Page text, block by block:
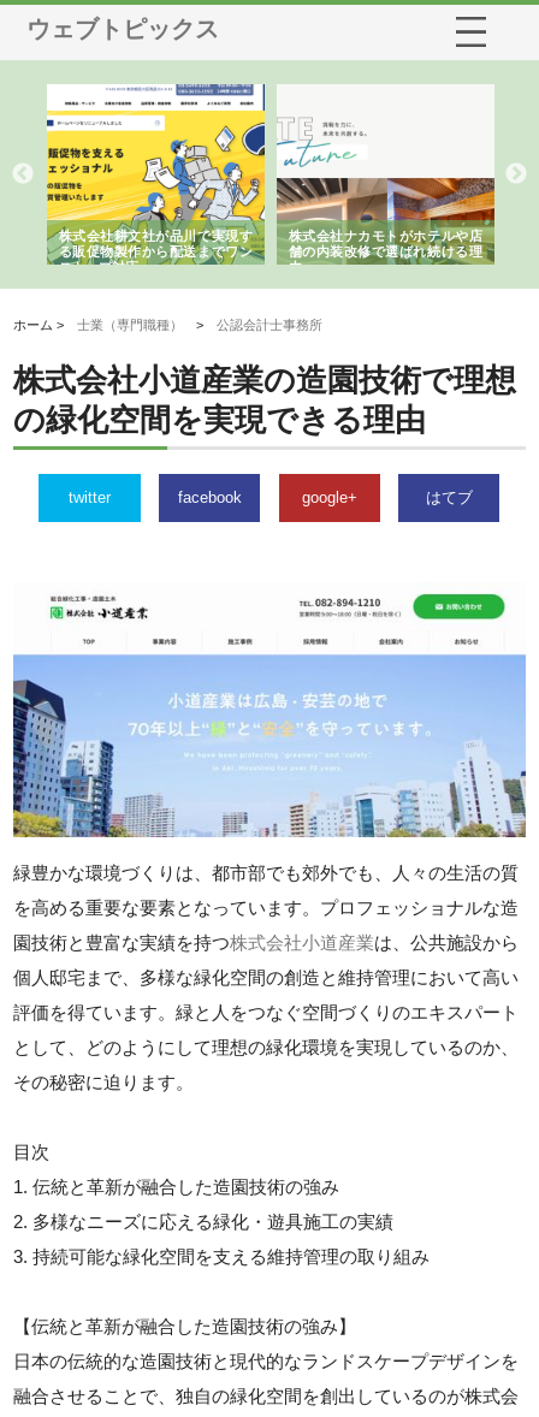
ウェブトピックス
株式会社耕文社が品川で実現す
る販促物製作から配送までワン
ストップ対応
株式会社ナカモトがホテルや店
舗の内装改修で選ばれ続ける理
由
ホーム >士業（専門職種） >公認会計士事務所
株式会社小道産業の造園技術で理想
の緑化空間を実現できる理由
twitter facebook google+ はてブ
緑豊かな環境づくりは、都市部でも郊外でも、人々の生活の質
を高める重要な要素となっています。プロフェッショナルな造
園技術と豊富な実績を持つ株式会社小道産業は、公共施設から
個人邸宅まで、多様な緑化空間の創造と維持管理において高い
評価を得ています。緑と人をつなぐ空間づくりのエキスパート
として、どのようにして理想の緑化環境を実現しているのか、
その秘密に迫ります。
目次
1. 伝統と革新が融合した造園技術の強み
2. 多様なニーズに応える緑化・遊具施工の実績
3. 持続可能な緑化空間を支える維持管理の取り組み
【伝統と革新が融合した造園技術の強み】
日本の伝統的な造園技術と現代的なランドスケープデザインを
融合させることで、独自の緑化空間を創出しているのが株式会